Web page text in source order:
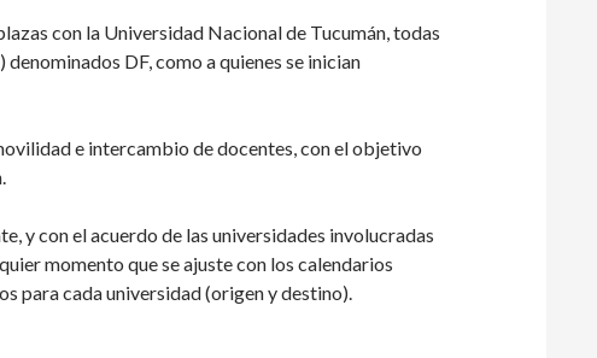
con la Universidad Nacional de Tucumán, todas
DF, como a quienes se inician
e intercambio de docentes, con el objetivo
y con el acuerdo de las universidades involucradas
momento que se ajuste con los calendarios
para cada universidad (origen y destino).